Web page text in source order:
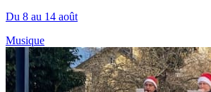
Du 8 au 14 août
Musique